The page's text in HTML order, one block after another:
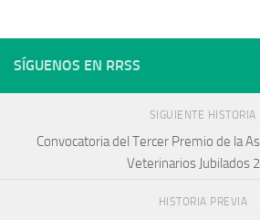
SÍGUENOS EN RRSS
SIGUIENTE HISTORIA
Convocatoria del Tercer Premio de la
Veterinarios Jubilados
HISTORIA PREVIA